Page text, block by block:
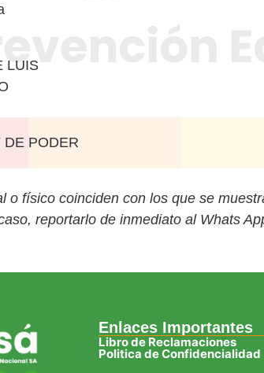
LUIS
DE PODER
o físico coinciden con los que se
reportarlo de inmediato al Whats
Enlaces Importantes
Libro de Reclamaciones
Politica de Confidencialidad